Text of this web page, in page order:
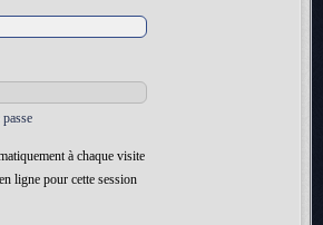
à chaque visite
ligne pour cette session